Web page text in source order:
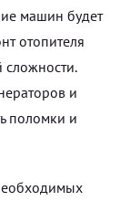
машин будет
отопителя
и
поломки и